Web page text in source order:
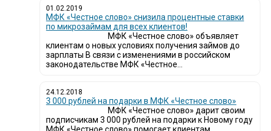
01.02.2019
МФК «Честное слово» снизила процентные ставки
по микрозаймам для всех клиентов!
МФК «Честное слово» объявляет
клиентам о новых условиях получения займов до
зарплаты В связи с изменениями в российском
законодательстве МФК «Честное...
24.12.2018
3 000 рублей на подарки в МФК «Честное слово»
МФК «Честное слово» дарит своим
подписчикам 3 000 рублей на подарки к Новому году